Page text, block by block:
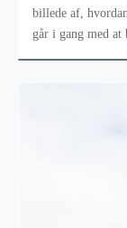
billede af,
går i gang med